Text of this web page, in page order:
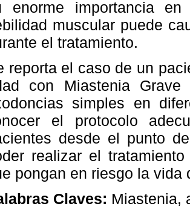
enorme importancia
muscular puede
el tratamiento.
reporta el caso de un
con Miastenia
simples en
el protocolo
desde el punto
realizar el
pongan en riesgo la vida
Claves: Miastenia,